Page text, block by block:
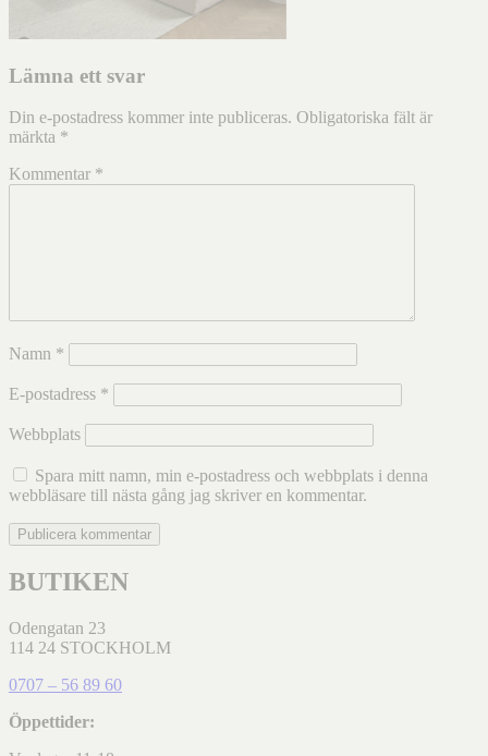
Lämna ett svar
Din e-postadress kommer inte publiceras. Obligatoriska fält är
märkta *
Kommentar *
Namn *
E-postadress *
Webbplats
Spara mitt namn, min e-postadress och webbplats i denna
webbläsare till nästa gång jag skriver en kommentar.
BUTIKEN
Odengatan 23
114 24 STOCKHOLM
0707 – 56 89 60
Öppettider: